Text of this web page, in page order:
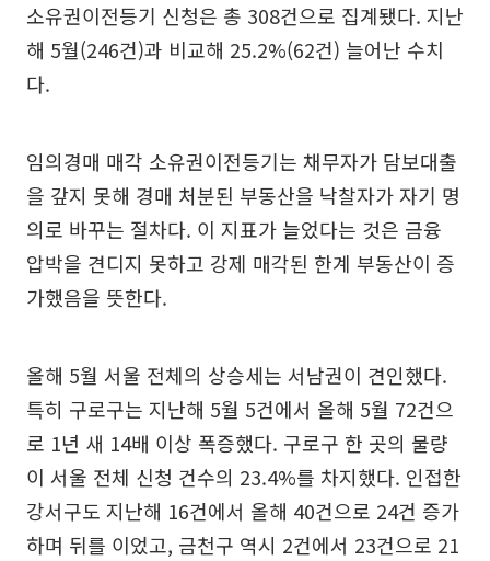
소유권이전등기 신청은 총 308건으로 집계됐다. 지난
해 5월(246건)과 비교해 25.2%(62건) 늘어난 수치
다.
임의경매 매각 소유권이전등기는 채무자가 담보대출
을 갚지 못해 경매 처분된 부동산을 낙찰자가 자기 명
의로 바꾸는 절차다. 이 지표가 늘었다는 것은 금융
압박을 견디지 못하고 강제 매각된 한계 부동산이 증
가했음을 뜻한다.
올해 5월 서울 전체의 상승세는 서남권이 견인했다.
특히 구로구는 지난해 5월 5건에서 올해 5월 72건으
로 1년 새 14배 이상 폭증했다. 구로구 한 곳의 물량
이 서울 전체 신청 건수의 23.4%를 차지했다. 인접한
강서구도 지난해 16건에서 올해 40건으로 24건 증가
하며 뒤를 이었고, 금천구 역시 2건에서 23건으로 21